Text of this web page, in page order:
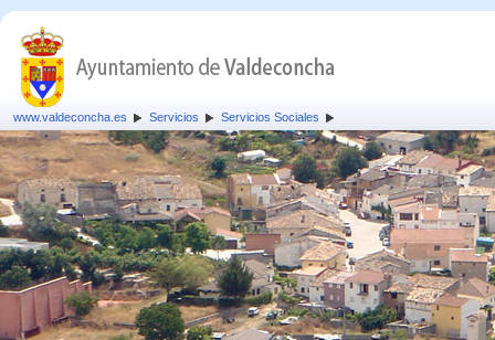
www.valdeconcha.es Servicios Servicios Sociales